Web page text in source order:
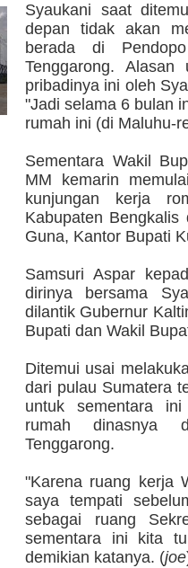
Syaukani saat
depan tidak akan
berada di
Tenggarong.
pribadinya ini oleh
"Jadi selama 6 bulan
rumah ini (di Maluhu-
Sementara Wakil
MM kemarin
kunjungan kerja
Kabupaten
Guna, Kantor Bupati
Samsuri Aspar
dirinya bersama
dilantik Gubernur
Bupati dan Wakil
Ditemui usai
dari pulau Sumatera
untuk sementara
rumah dinasnya
Tenggarong.
"Karena ruang kerja
saya tempati
sebagai ruang
sementara ini kita
demikian katanya. (joe